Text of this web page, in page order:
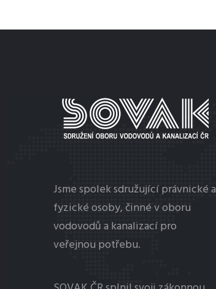
Jsme spolek sdružující právnické a
fyzické osoby, činné v oboru
vodovodů a kanalizací pro
veřejnou potřebu.